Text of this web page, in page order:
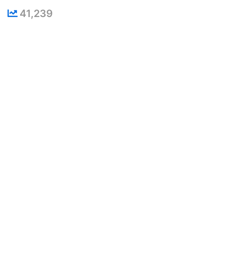
41,239